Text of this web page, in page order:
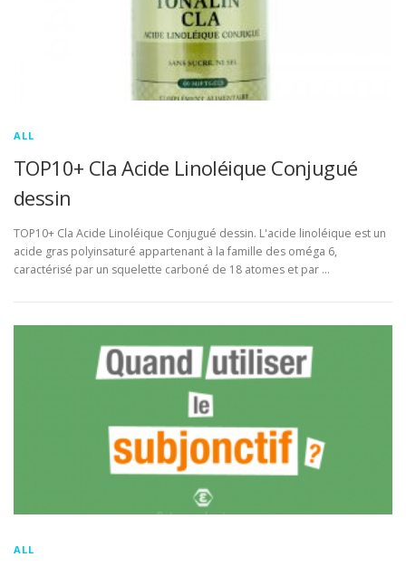
ALL
TOP10+ Cla Acide Linoléique Conjugué
dessin
TOP10+ Cla Acide Linoléique Conjugué dessin. L'acide linoléique est un
acide gras polyinsaturé appartenant à la famille des oméga 6,
caractérisé par un squelette carboné de 18 atomes et par …
ALL